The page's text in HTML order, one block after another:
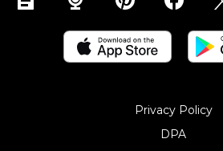
Privacy Policy
DPA